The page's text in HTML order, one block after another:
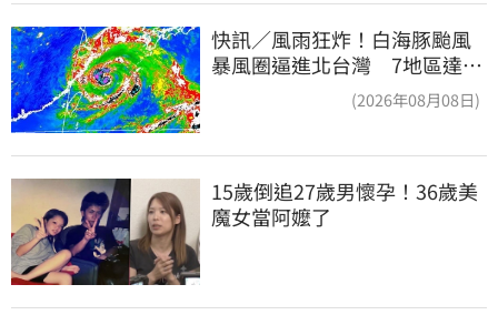
快訊／風雨狂炸！白海豚颱風
暴風圈逼進北台灣 7地區達停
(2026年08月08日)
15歲倒追27歲男懷孕！36歲美
魔女當阿嬤了